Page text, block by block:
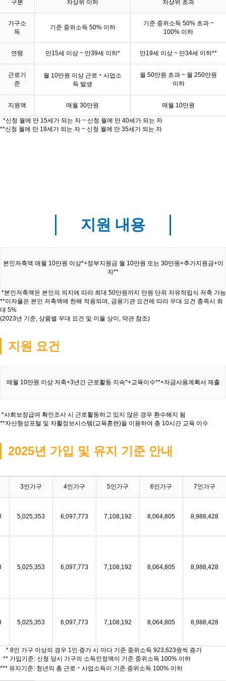
구분 차상위 이하 차상위 초과
가구소
득
기준 중위소득 50% 이하
기준 중위소득 50% 초과 ~
100% 이하
연령 만15세 이상 ~ 만39세 이하* 만19세 이상 ~ 만34세 이하**
근로기
준
월 10만원 이상 근로‧사업소
득 발생
월 50만원 초과 ~ 월 250만원
이하
지원액 매월 30만원 매월 10만원
*신청 월에 만 15세가 되는 자 ~ 신청 월에 만 40세가 되는 자
**신청 월에 만 19세가 되는 자 ~ 신청 월에 만 35세가 되는 자
지원 내용
본인저축액 매월 10만원 이상*+정부지원금 월 10만원 또는 30만원+추가지원금+이
자**
*본인저축액은 본인의 의지에 따라 최대 50만원까지 만원 단위 자유적립식 저축 가능
**이자율은 본인 저축액에 한해 적용되며, 금융기관 요건에 따라 우대 요건 충족시 최
대 5%
(2023년 기준, 상품별 우대 요건 및 이율 상이, 약관 참조)
지원 요건
매월 10만원 이상 저축+3년간 근로활동 지속*+교육이수**+자금사용계획서 제출
*사회보장급여 확인조사 시 근로활동하고 있지 않은 경우 환수해지 됨
**자산형성포털 및 자활정보시스템(교육훈련)을 이용하여 총 10시간 교육 이수
2025년 가입 및 유지 기준 안내
3인가구 4인가구 5인가구 6인가구 7인가구
5,025,353 6,097,773 7,108,192 8,064,805 8,988,428
5,025,353 6,097,773 7,108,192 8,064,805 8,988,428
5,025,353 6,097,773 7,108,192 8,064,805 8,988,428
* 8인 가구 이상의 경우 1인 증가 시 마다 기준 중위소득 923,623원씩 증가
** 가입기준: 신청 당시 가구의 소득인정액이 기준 중위소득 100% 이하
*** 유지기준: 청년의 총 근로‧사업소득이 기준 중위소득 100% 이하